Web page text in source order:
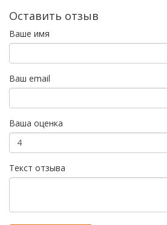
Оставить отзыв
Ваше имя
Ваш email
Ваша оценка
Текст отзыва